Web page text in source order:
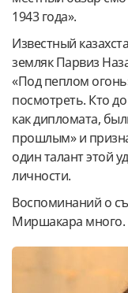
1943 года».
Известный
земляк Парвиз
«Под пеплом
посмотреть. Кто
как дипломата,
прошлым» и
один талант этой
личности.
Воспоминаний о
Миршакара много.